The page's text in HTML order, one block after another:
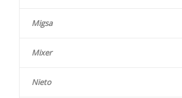
Migsa
Mixer
Nieto